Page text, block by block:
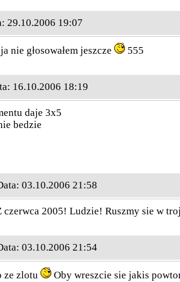
29.10.2006 19:07
nie głosowałem jeszcze 555
16.10.2006 18:19
daje 3x5
bedzie
03.10.2006 21:58
czerwca 2005! Ludzie! Ruszmy sie w
03.10.2006 21:54
ze zlotu Oby wreszcie sie jakis